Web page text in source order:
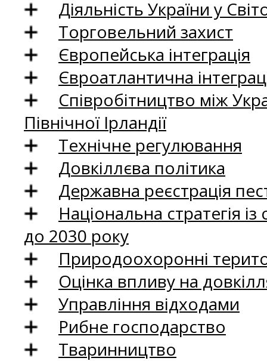
Діяльність України у
Торговельний захист
Європейська інтеграція
Євроатлантична
Співробітництво між
Північної Ірландії
Технічне регулювання
Довкіллєва політика
Державна реєстрація
Національна стратегія
до 2030 року
Природоохоронні
Оцінка впливу на
Управління відходами
Рибне господарство
Тваринництво